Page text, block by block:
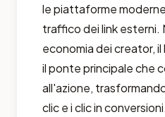
le piattaforme
traffico dei link esterni.
economia dei creator,
il ponte principale che
all'azione,
clic e i clic in